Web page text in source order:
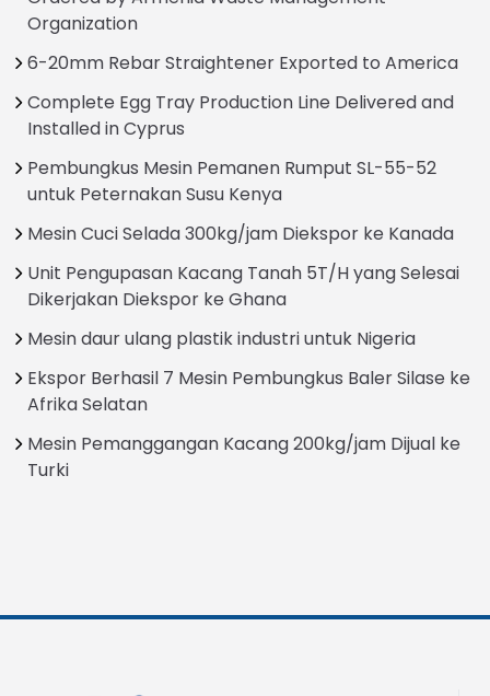
Organization
6-20mm Rebar Straightener Exported to America
Complete Egg Tray Production Line Delivered and
Installed in Cyprus
Pembungkus Mesin Pemanen Rumput SL-55-52
untuk Peternakan Susu Kenya
Mesin Cuci Selada 300kg/jam Diekspor ke Kanada
Unit Pengupasan Kacang Tanah 5T/H yang Selesai
Dikerjakan Diekspor ke Ghana
Mesin daur ulang plastik industri untuk Nigeria
Ekspor Berhasil 7 Mesin Pembungkus Baler Silase ke
Afrika Selatan
Mesin Pemanggangan Kacang 200kg/jam Dijual ke
Turki